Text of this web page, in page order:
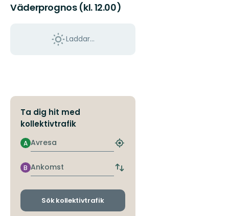
Väderprognos (kl. 12.00)
Laddar...
Ta dig hit med
kollektivtrafik
Avresa
A
Hitta
hållplats
Ankomst
B
Byt
och
Sök kollektivtrafik